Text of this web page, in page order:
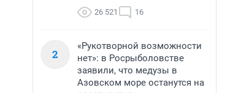
26 521 16
2
«Рукотворной возможности
нет»: в Росрыболовстве
заявили, что медузы в
Азовском море останутся на